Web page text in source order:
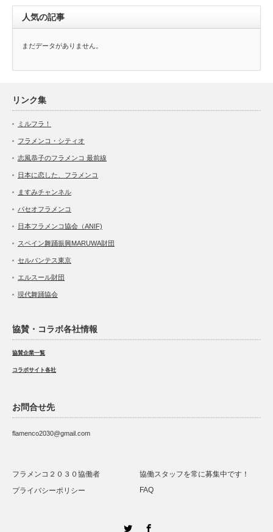
人気の記事
まだデータがありません。
リンク集
ミルフラ！
フラメンコ・シティオ
志風恭子のフラメンコ 最前線
日本に恋した、フラメンコ
ますみチャンネル
パセオフラメンコ
日本フラメンコ協会（ANIF)
スペイン舞踊振興MARUWA財団
セルバンテス東京
エルスール財団
現代舞踊協会
協賛・コラボ各社情報
協賛企業一覧
コラボサイト各社
お問合せ先
flamenco2030@gmail.com
フラメンコ２０３０協働者
協働スタッフを常に募集中です！
プライバシーポリシー
FAQ